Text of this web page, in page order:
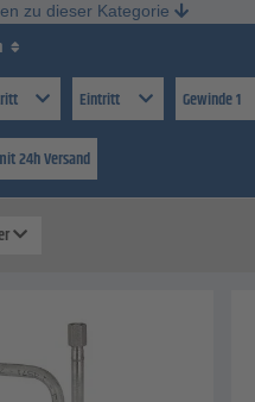
zu dieser Kategorie
Eintritt Gewinde 1
24h Versand